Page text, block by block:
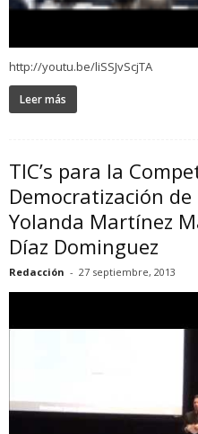
http://youtu.be/liSSJvScjTA
Leer más
TIC’s para la
Democratización
Yolanda Martínez
Díaz Dominguez
Redacción - 27 septiembre, 2013